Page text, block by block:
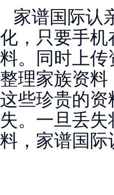
家谱国际认
化，只要手
料。同时上
整理家族资
这些珍贵的
失。一旦丢
料，家谱国